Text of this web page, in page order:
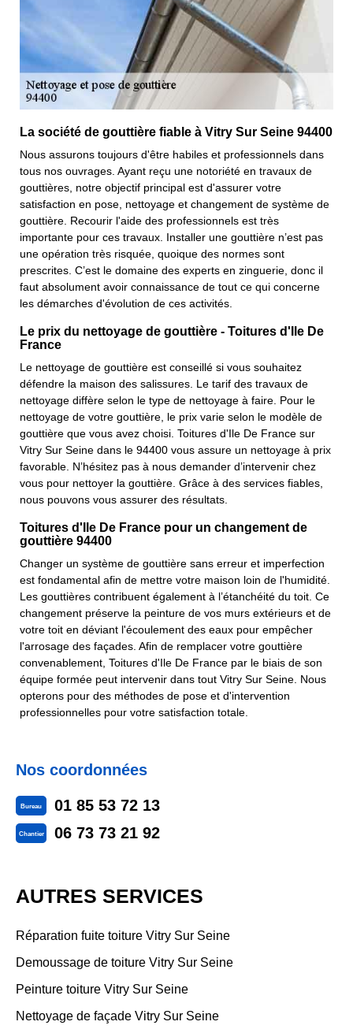
La société de gouttière fiable à Vitry Sur Seine 94400
Nous assurons toujours d'être habiles et professionnels dans
tous nos ouvrages. Ayant reçu une notoriété en travaux de
gouttières, notre objectif principal est d'assurer votre
satisfaction en pose, nettoyage et changement de système de
gouttière. Recourir l'aide des professionnels est très
importante pour ces travaux. Installer une gouttière n’est pas
une opération très risquée, quoique des normes sont
prescrites. C’est le domaine des experts en zinguerie, donc il
faut absolument avoir connaissance de tout ce qui concerne
les démarches d'évolution de ces activités.
Le prix du nettoyage de gouttière - Toitures d'Ile De
France
Le nettoyage de gouttière est conseillé si vous souhaitez
défendre la maison des salissures. Le tarif des travaux de
nettoyage diffère selon le type de nettoyage à faire. Pour le
nettoyage de votre gouttière, le prix varie selon le modèle de
gouttière que vous avez choisi. Toitures d'Ile De France sur
Vitry Sur Seine dans le 94400 vous assure un nettoyage à prix
favorable. N’hésitez pas à nous demander d’intervenir chez
vous pour nettoyer la gouttière. Grâce à des services fiables,
nous pouvons vous assurer des résultats.
Toitures d'Ile De France pour un changement de
gouttière 94400
Changer un système de gouttière sans erreur et imperfection
est fondamental afin de mettre votre maison loin de l'humidité.
Les gouttières contribuent également à l’étanchéité du toit. Ce
changement préserve la peinture de vos murs extérieurs et de
votre toit en déviant l'écoulement des eaux pour empêcher
l'arrosage des façades. Afin de remplacer votre gouttière
convenablement, Toitures d'Ile De France par le biais de son
équipe formée peut intervenir dans tout Vitry Sur Seine. Nous
opterons pour des méthodes de pose et d'intervention
professionnelles pour votre satisfaction totale.
Nos coordonnées
Bureau 01 85 53 72 13
Chantier 06 73 73 21 92
AUTRES SERVICES
Réparation fuite toiture Vitry Sur Seine
Demoussage de toiture Vitry Sur Seine
Peinture toiture Vitry Sur Seine
Nettoyage de façade Vitry Sur Seine